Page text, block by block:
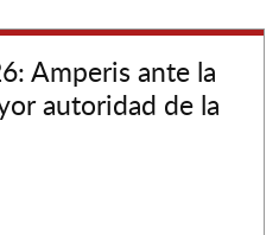
Amperis ante la
autoridad de la